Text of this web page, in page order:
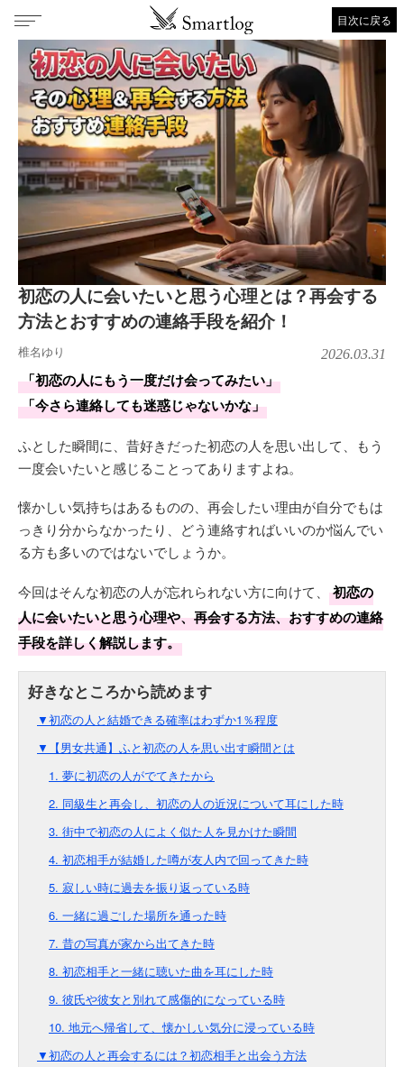
目次に戻る
初恋の人に会いたいと思う心理とは？再会する
方法とおすすめの連絡手段を紹介！
椎名ゆり 2026.03.31
「初恋の人にもう一度だけ会ってみたい」
「今さら連絡しても迷惑じゃないかな」
ふとした瞬間に、昔好きだった初恋の人を思い出して、もう
一度会いたいと感じることってありますよね。
懐かしい気持ちはあるものの、再会したい理由が自分でもは
っきり分からなかったり、どう連絡すればいいのか悩んでい
る方も多いのではないでしょうか。
今回はそんな初恋の人が忘れられない方に向けて、
初恋の
人に会いたいと思う心理や、再会する方法、おすすめの連絡
手段を詳しく解説します。
▼初恋の人と結婚できる確率はわずか1％程度
▼【男女共通】ふと初恋の人を思い出す瞬間とは
1. 夢に初恋の人がでてきたから
2. 同級生と再会し、初恋の人の近況について耳にした時
3. 街中で初恋の人によく似た人を見かけた瞬間
4. 初恋相手が結婚した噂が友人内で回ってきた時
5. 寂しい時に過去を振り返っている時
6. 一緒に過ごした場所を通った時
7. 昔の写真が家から出てきた時
8. 初恋相手と一緒に聴いた曲を耳にした時
9. 彼氏や彼女と別れて感傷的になっている時
10. 地元へ帰省して、懐かしい気分に浸っている時
▼初恋の人と再会するには？初恋相手と出会う方法